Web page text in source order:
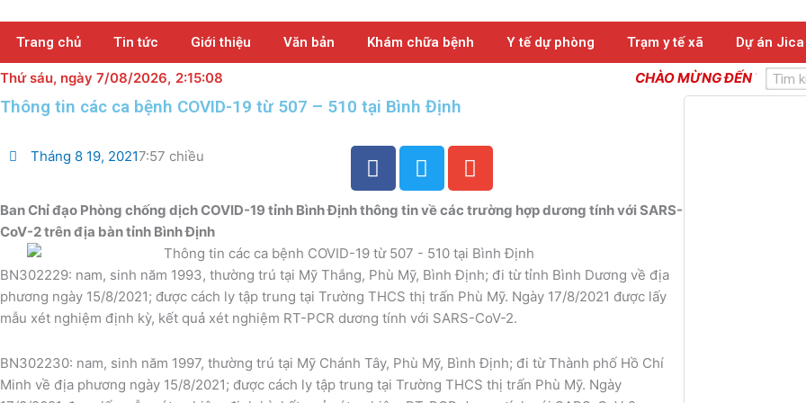
dung
Trang chủ Tin tức Giới thiệu Văn bản Khám chữa bệnh Y tế dự phòng Trạm y tế xã Dự án Jica
Thứ sáu, ngày 7/08/2026, 2:15:09 CHÀO MỪNG ĐẾN VỚI
Tìm
kiếm
Thông tin các ca bệnh COVID-19 từ 507 – 510 tại Bình Định
Tháng 8 19, 20217:57 chiều
F
a
c
e
b
o
o
k
T
w
i
t
t
e
r
E
n
v
e
l
o
p
e
Ban Chỉ đạo Phòng chống dịch COVID-19 tỉnh Bình Định thông tin về các trường hợp dương tính với SARS-
CoV-2 trên địa bàn tỉnh Bình Định
BN302229: nam, sinh năm 1993, thường trú tại Mỹ Thắng, Phù Mỹ, Bình Định; đi từ tỉnh Bình Dương về địa
phương ngày 15/8/2021; được cách ly tập trung tại Trường THCS thị trấn Phù Mỹ. Ngày 17/8/2021 được lấy
mẫu xét nghiệm định kỳ, kết quả xét nghiệm RT-PCR dương tính với SARS-CoV-2.
BN302230: nam, sinh năm 1997, thường trú tại Mỹ Chánh Tây, Phù Mỹ, Bình Định; đi từ Thành phố Hồ Chí
Minh về địa phương ngày 15/8/2021; được cách ly tập trung tại Trường THCS thị trấn Phù Mỹ. Ngày